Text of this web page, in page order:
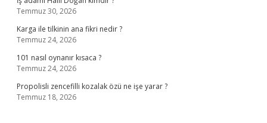
Temmuz 30, 2026
Karga ile tilkinin ana fikri nedir ?
Temmuz 24, 2026
101 nasıl oynanır kısaca ?
Temmuz 24, 2026
Propolisli zencefilli kozalak özü ne işe yarar ?
Temmuz 18, 2026